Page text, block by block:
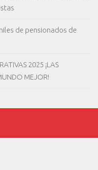
de pensionados de
2025 ¡LAS
MEJOR!